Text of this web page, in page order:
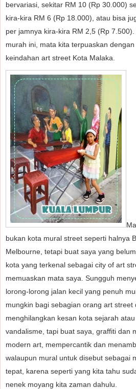
bervariasi, sekitar RM 10 (Rp 30.000)
kira-kira RM 6 (Rp 18.000), atau bisa
per jamnya kira-kira RM 2,5 (Rp
murah ini, mata kita terpuaskan
keindahan art street Kota Malaka.
bukan kota mural street seperti halnya
Melbourne, tetapi buat saya yang
kota yang terkenal sebagai city of art
memuaskan mata saya. Sungguh
lorong-lorong jalan kecil yang penuh
mungkin bagi sebagian orang art street
menghilangkan kesan kota sejarah
vandalisme, tapi buat saya, graffiti dan
modern art, mempercantik dan
walaupun mural untuk disebut sebagai
tepat, karena seperti yang kita tahu
nenek moyang kita zaman dahulu.